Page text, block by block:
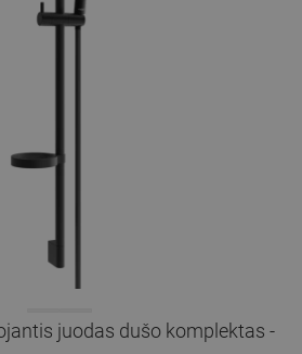
juodas dušo komplektas -